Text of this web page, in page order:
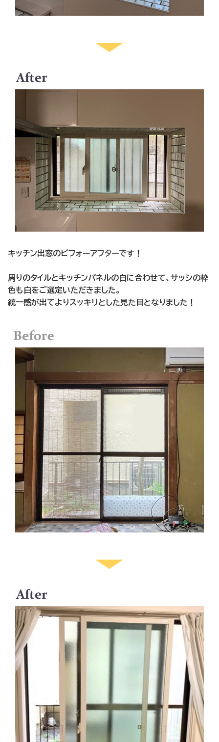
キッチン出窓のビフォーアフターです！
周りのタイルとキッチンパネルの白に合わせて、サッシの枠
色も白をご選定いただきました。
統一感が出てよりスッキリとした見た目となりました！